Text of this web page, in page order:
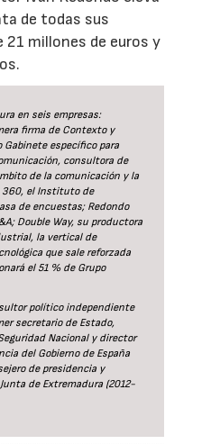
de todas sus
21 millones de euros y
en seis empresas:
firma de Contexto y
Gabinete específico para
consultora de
de la comunicación y la
360, el Instituto de
de encuestas; Redondo
Double Way, su productora
la vertical de
que sale reforzada
el 51 % de Grupo
político independiente
secretario de Estado,
Nacional y director
del Gobierno de España
de presidencia y
de Extremadura (2012-